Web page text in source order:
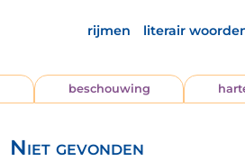
rijmen literair
beschouwing
Niet gevonden